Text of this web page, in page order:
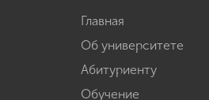
Главная
Об университете
Абитуриенту
Обучение